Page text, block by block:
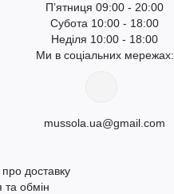
П’ятниця 09:00 - 20:00
Субота 10:00 - 18:00
Неділя 10:00 - 18:00
Ми в соціальних мережах:
mussola.ua@gmail.com
доставку
обмін